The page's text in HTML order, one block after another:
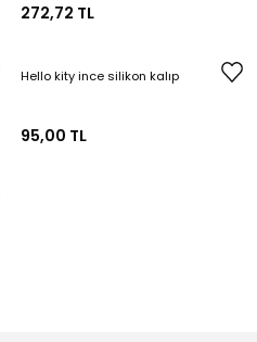
272,72 TL
Hello kity ince silikon kalıp
95,00 TL